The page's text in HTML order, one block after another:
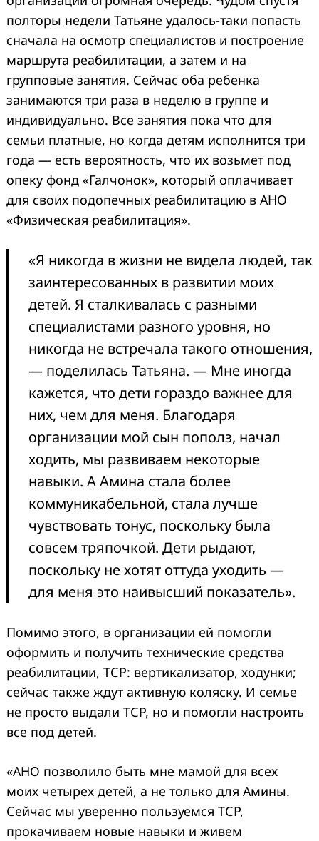
полторы недели Татьяне удалось-таки попасть
сначала на осмотр специалистов и построение
маршрута реабилитации, а затем и на
групповые занятия. Сейчас оба ребенка
занимаются три раза в неделю в группе и
индивидуально. Все занятия пока что для
семьи платные, но когда детям исполнится три
года — есть вероятность, что их возьмет под
опеку фонд «Галчонок», который оплачивает
для своих подопечных реабилитацию в АНО
«Физическая реабилитация».
«Я никогда в жизни не видела людей, так
заинтересованных в развитии моих
детей. Я сталкивалась с разными
специалистами разного уровня, но
никогда не встречала такого отношения,
— поделилась Татьяна. — Мне иногда
кажется, что дети гораздо важнее для
них, чем для меня. Благодаря
организации мой сын пополз, начал
ходить, мы развиваем некоторые
навыки. А Амина стала более
коммуникабельной, стала лучше
чувствовать тонус, поскольку была
совсем тряпочкой. Дети рыдают,
поскольку не хотят оттуда уходить —
для меня это наивысший показатель».
Помимо этого, в организации ей помогли
оформить и получить технические средства
реабилитации, ТСР: вертикализатор, ходунки;
сейчас также ждут активную коляску. И семье
не просто выдали ТСР, но и помогли настроить
все под детей.
«АНО позволило быть мне мамой для всех
моих четырех детей, а не только для Амины.
Сейчас мы уверенно пользуемся ТСР,
прокачиваем новые навыки и живем